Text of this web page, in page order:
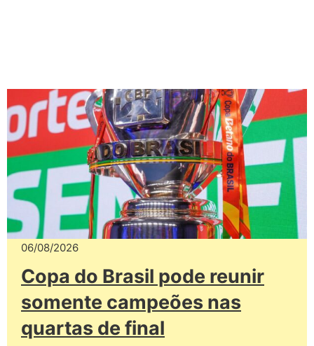
06/08/2026
Copa do Brasil pode reunir
somente campeões nas
quartas de final